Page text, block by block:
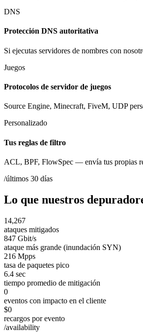
DNS
Protección DNS autoritativa
Si ejecutas servidores de nombres con
Juegos
Protocolos de servidor de juegos
Source Engine, Minecraft, FiveM, UDP
Personalizado
Tus reglas de filtro
ACL, BPF, FlowSpec — envía tus propias
/últimos 30 días
Lo que nuestros
14,267
ataques mitigados
847 Gbit/s
ataque más grande (inundación SYN)
216 Mpps
tasa de paquetes pico
6.4 sec
tiempo promedio de mitigación
0
eventos con impacto en el cliente
$0
recargos por evento
/availability